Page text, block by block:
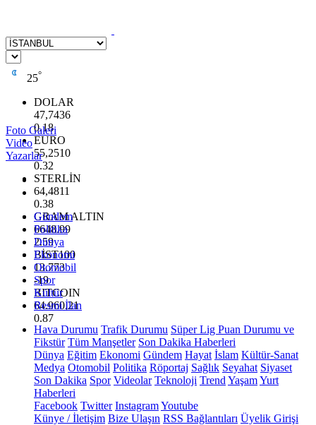
25°
DOLAR
47,7436
0.18
EURO
55,2510
0.32
STERLİN
64,4811
0.38
GRAM ALTIN
6648.99
2.59
BİST100
13.773
-19
BITCOIN
64.960,21
0.87
Foto Galeri
Video
Yazarlar
Gündem
Politika
Dünya
Ekonomi
Otomobil
Spor
Kültür
Resmi İlan
Hava Durumu Trafik Durumu Süper Lig Puan Durumu ve
Fikstür Tüm Manşetler Son Dakika Haberleri
Dünya Eğitim Ekonomi Gündem Hayat İslam Kültür-Sanat
Medya Otomobil Politika Röportaj Sağlık Seyahat Siyaset
Son Dakika Spor Videolar Teknoloji Trend YaşamYurt
Haberleri
Facebook Twitter InstagramYoutube
Künye / İletişim Bize Ulaşın RSS Bağlantıları Üyelik Girişi